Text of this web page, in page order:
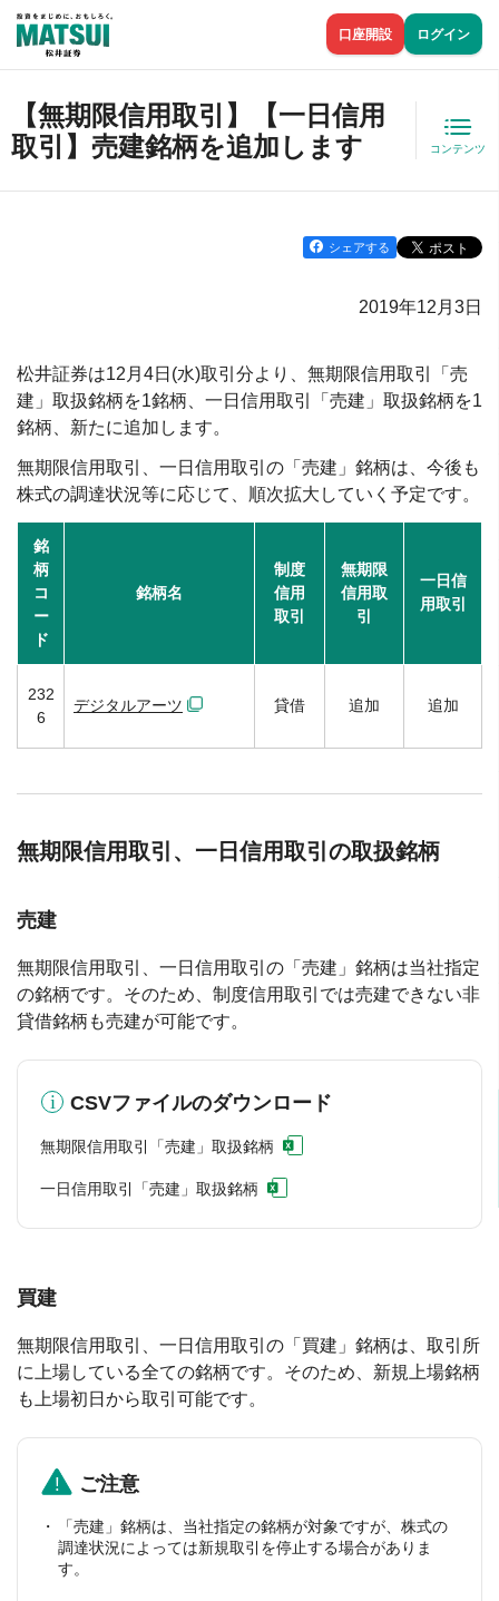
口座開設 ログイン
【無期限信用取引】【一日信用
取引】売建銘柄を追加します
コンテンツ
シェアする
2019年12月3日
松井証券は12月4日(水)取引分より、無期限信用取引「売
建」取扱銘柄を1銘柄、一日信用取引「売建」取扱銘柄を1
銘柄、新たに追加します。
無期限信用取引、一日信用取引の「売建」銘柄は、今後も
株式の調達状況等に応じて、順次拡大していく予定です。
銘
柄
コ
ー
ド
銘柄名
制度
信用
取引
無期限
信用取
引
一日信
用取引
232
6
デジタルアーツ 貸借 追加 追加
無期限信用取引、一日信用取引の取扱銘柄
売建
無期限信用取引、一日信用取引の「売建」銘柄は当社指定
の銘柄です。そのため、制度信用取引では売建できない非
貸借銘柄も売建が可能です。
CSVファイルのダウンロード
無期限信用取引「売建」取扱銘柄
一日信用取引「売建」取扱銘柄
買建
無期限信用取引、一日信用取引の「買建」銘柄は、取引所
に上場している全ての銘柄です。そのため、新規上場銘柄
も上場初日から取引可能です。
ご注意
「売建」銘柄は、当社指定の銘柄が対象ですが、株式の
調達状況によっては新規取引を停止する場合がありま
す。